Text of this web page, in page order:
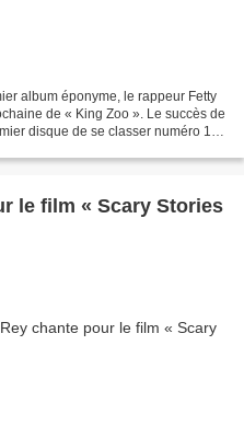
album éponyme, le rappeur Fetty
de « King Zoo ». Le succès de
disque de se classer numéro 1
le film « Scary Stories